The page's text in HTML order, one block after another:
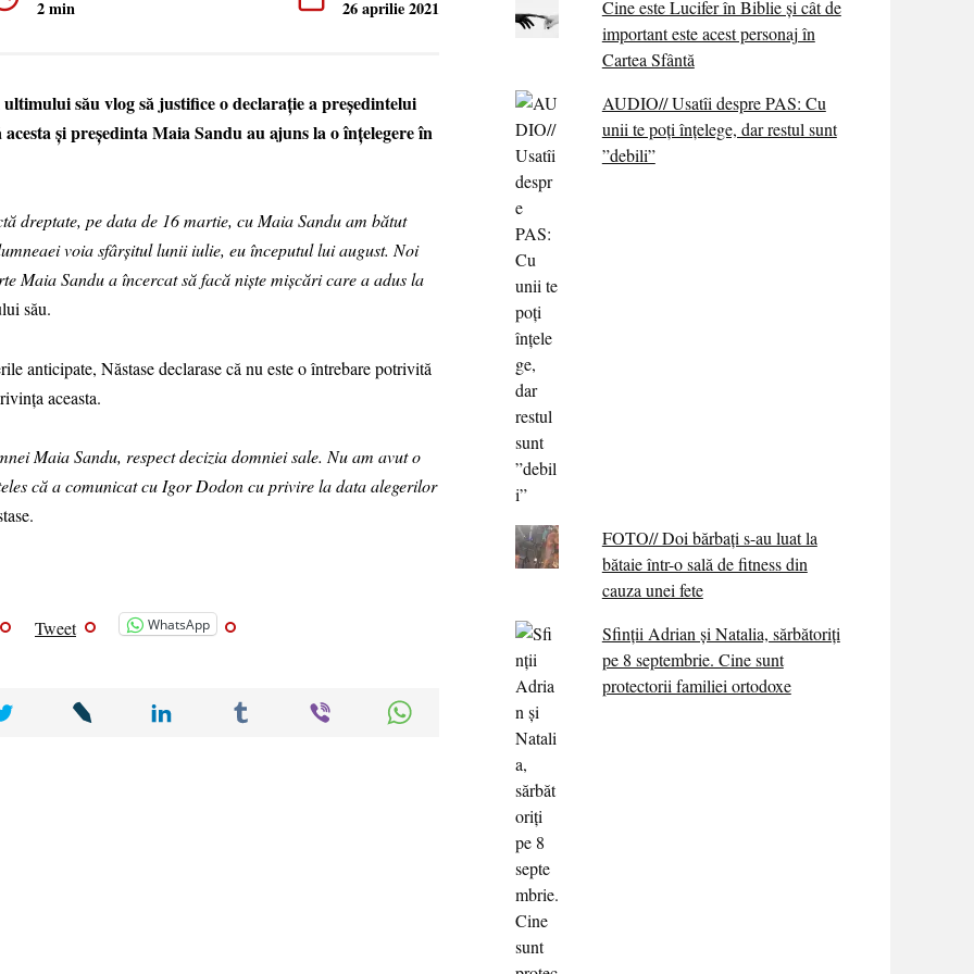
2 min 26 aprilie 2021
său vlog să justifice o declarație a președintelui
și președinta Maia Sandu au ajuns la o înțelegere în
dreptate, pe data de 16 martie, cu Maia Sandu am bătut
voia sfârșitul lunii iulie, eu începutul lui august. Noi
Maia Sandu a încercat să facă niște mișcări care a adus la
său.
anticipate, Năstase declarase că nu este o întrebare potrivită
aceasta.
Maia Sandu, respect decizia domniei sale. Nu am avut o
că a comunicat cu Igor Dodon cu privire la data alegerilor
Tweet WhatsApp
Cine este Lucifer în Biblie și cât de
important este acest personaj în
Cartea Sfântă
AUDIO// Usatîi despre PAS: Cu
unii te poți înțelege, dar restul sunt
”debili”
FOTO// Doi bărbați s-au luat la
bătaie într-o sală de fitness din
cauza unei fete
Sfinții Adrian și Natalia, sărbătoriți
pe 8 septembrie. Cine sunt
protectorii familiei ortodoxe